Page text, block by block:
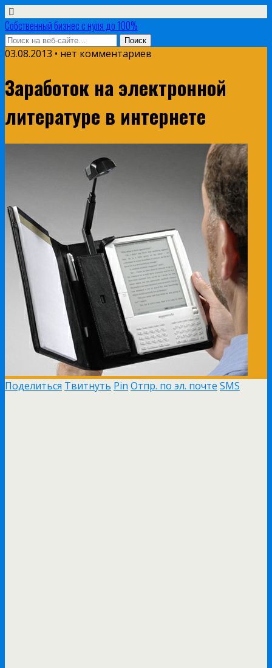
Собственный бизнес с нуля до 100%
03.08.2013 • нет комментариев
Заработок на электронной
литературе в интернете
Поделиться Твитнуть Pin Отпр. по эл. почте SMS